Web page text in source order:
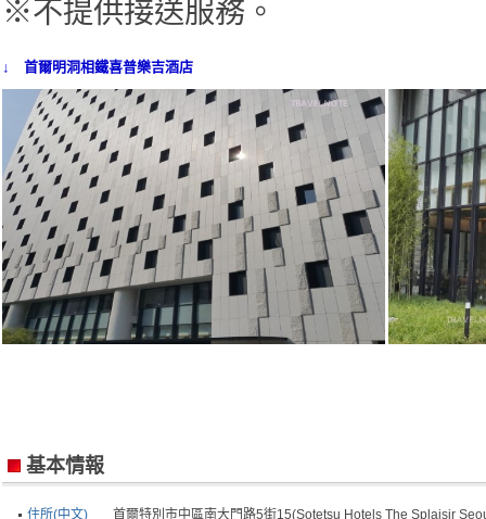
※不提供接送服務。
↓ 首爾明洞相鐵喜普樂吉酒店
基本情報
住所(中文) 首爾特別市中區南大門路5街15(Sotetsu Hotels The Splaisir